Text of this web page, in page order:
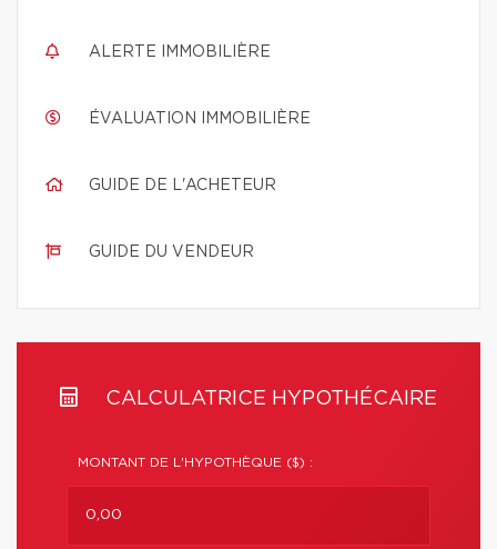
ALERTE IMMOBILIÈRE
ÉVALUATION IMMOBILIÈRE
GUIDE DE L'ACHETEUR
GUIDE DU VENDEUR
CALCULATRICE HYPOTHÉCAIRE
MONTANT DE L'HYPOTHÈQUE ($) :